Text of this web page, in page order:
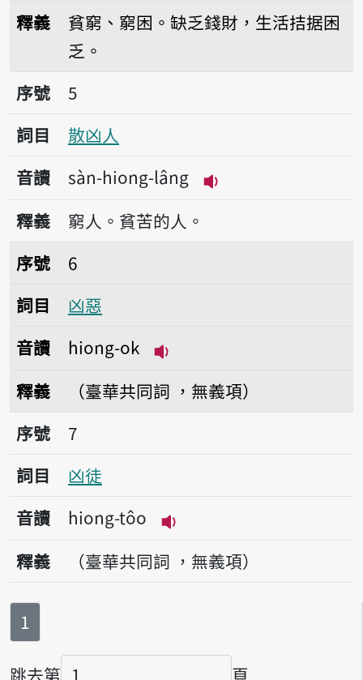
釋義
貧窮、窮困。缺乏錢財，生活拮据困
乏。
序號5散凶人
序號
5
詞目
散凶人
音讀
sàn-hiong-lâng
播放音讀sàn-hiong-
釋義
窮人。貧苦的人。
序號6凶惡
序號
6
詞目
凶惡
音讀
hiong-ok
釋義
（臺華共同詞 ，無義項）
序號7凶徒
序號
7
詞目
凶徒
音讀
hiong-tôo
播放音讀hiong-tôo
釋義 （臺華共同詞 ，無義項）
第
1
跳去第 頁